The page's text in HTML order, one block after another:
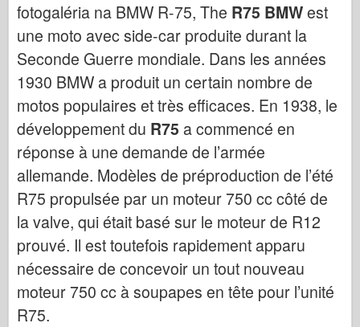
AZ Model
Čierny pes
Bronco (Bronco)
Cyber-Hobby (Počítačový koníček)
Dnepromodel (Dnepromodel)
Dragon
Eduard
E.T. Model
Jemné formy
Sily Valoru
FriulModel
Hasegawa
fotogaléria na BMW R-75, The R75 BMWest
une moto avec side-car produite durant la
Seconde Guerre mondiale. Dans les années
1930 BMW a produit un certain nombre de
motos populaires et très efficaces. En 1938, le
développement du R75 a commencé en
réponse à une demande de l’armée
allemande. Modèles de préproduction de l’été
R75 propulsée par un moteur 750 cc côté de
la valve, qui était basé sur le moteur de R12
prouvé. Il est toutefois rapidement apparu
nécessaire de concevoir un tout nouveau
moteur 750 cc à soupapes en tête pour l’unité
R75.